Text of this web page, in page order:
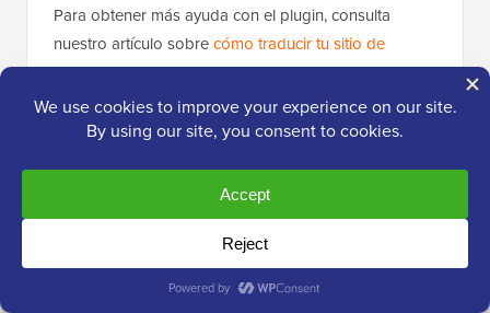
Para obtener más ayuda con el plugin, consulta
nuestro artículo sobrecómo traducir tu sitio de
WordPress con TranslatePress.
Traduce automáticamente tu tienda de
Puedes traducir automáticamente tu sitio web usando
TranslatePress AI. Una vez habilitado, traduce todo el
contenido de tu sitio web a los idiomas